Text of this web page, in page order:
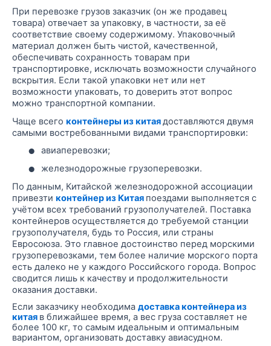
При перевозке грузов заказчик (он же продавец
товара) отвечает за упаковку, в частности, за её
соответствие своему содержимому. Упаковочный
материал должен быть чистой, качественной,
обеспечивать сохранность товарам при
транспортировке, исключать возможности случайного
вскрытия. Если такой упаковки нет или нет
возможности упаковать, то доверить этот вопрос
можно транспортной компании.
Чаще всего контейнеры из китая доставляются двумя
самыми востребованными видами транспортировки:
• авиаперевозки;
•
железнодорожные грузоперевозки.
По данным, Китайской железнодорожной ассоциации
привезти контейнер из Китая поездами выполняется с
учётом всех требований грузополучателей. Поставка
контейнеров осуществляется до требуемой станции
грузополучателя, будь то Россия, или страны
Евросоюза. Это главное достоинство перед морскими
грузоперевозками, тем более наличие морского порта
есть далеко не у каждого Российского города. Вопрос
сводится лишь к качеству и продолжительности
оказания доставки.
Если заказчику необходима доставка контейнера из
китая в ближайшее время, а вес груза составляет не
более 100 кг, то самым идеальным и оптимальным
вариантом, организовать доставку авиасудном.